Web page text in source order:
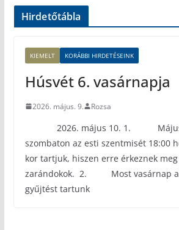
Hirdetőtábla
KIEMELT KORÁBBI HIRDETÉSEINK
Húsvét 6. vasárnapja
2026. május. 9. Rozsa
2026. május 10. 1. Május
szombaton az esti szentmisét 18:00
kor tartjuk, hiszen erre érkeznek
zarándokok. 2. Most vasárnap
gyűjtést tartunk